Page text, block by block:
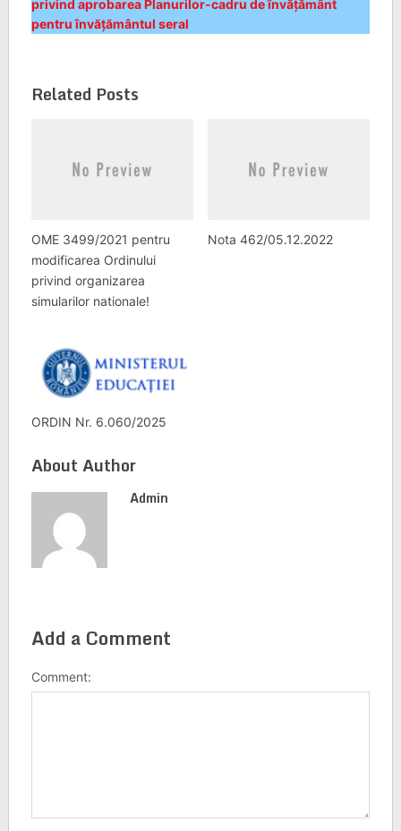
privind aprobarea Planurilor-cadru de învățământ
pentru învățământul seral
Related Posts
OME 3499/2021 pentru
modificarea Ordinului
privind organizarea
simularilor nationale!
Nota 462/05.12.2022
ORDIN Nr. 6.060/2025
About Author
Admin
Add a Comment
Comment: